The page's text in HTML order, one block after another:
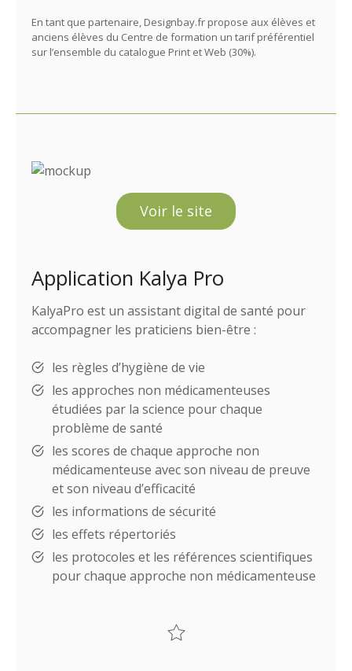
En tant que partenaire, Designbay.fr propose aux élèves et
anciens élèves du Centre de formation un tarif préférentiel
sur l’ensemble du catalogue Print et Web (30%).
Voir le site
Application Kalya Pro
KalyaPro est un assistant digital de santé pour
accompagner les praticiens bien-être :
les règles d’hygiène de vie
les approches non médicamenteuses
étudiées par la science pour chaque
problème de santé
les scores de chaque approche non
médicamenteuse avec son niveau de preuve
et son niveau d’efficacité
les informations de sécurité
les effets répertoriés
les protocoles et les références scientifiques
pour chaque approche non médicamenteuse